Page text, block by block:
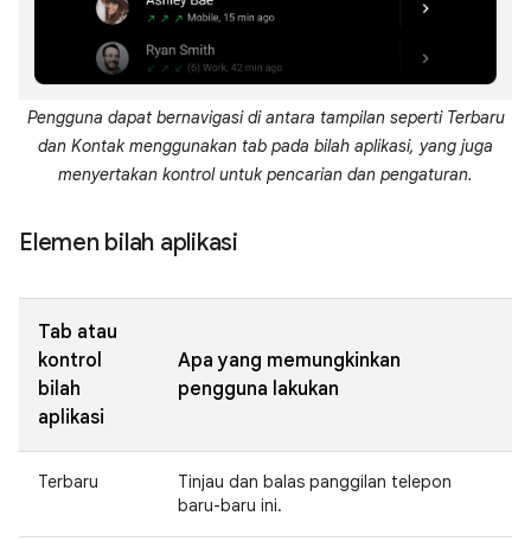
Pengguna dapat bernavigasi di antara tampilan seperti Terbaru
dan Kontak menggunakan tab pada bilah aplikasi, yang juga
menyertakan kontrol untuk pencarian dan pengaturan.
Elemen bilah aplikasi
Tab atau
kontrol
bilah
aplikasi
Apa yang memungkinkan
pengguna lakukan
Terbaru
Tinjau dan balas panggilan telepon
baru-baru ini.